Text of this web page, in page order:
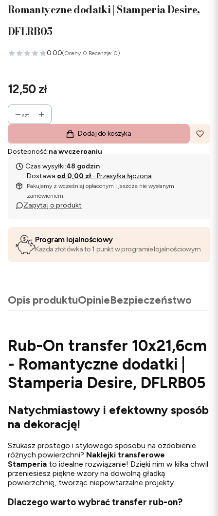
Romantyczne dodatki | Stamperia Desire,
DFLRB05
0.00(Oceny: 0 Recenzje: 0)
Cena
12,50 zł
szt.
Dodaj do koszyka
Dostępność:na wyczerpaniu
Czas wysyłki:48 godzin
Dostawa od 0,00 zł - Przesyłka łączona
Pakujemy z wcześniej opłaconym i jeszcze nie wysłanym
zamówieniem.
Zapytaj o produkt
Program lojalnościowy
Każda złotówka to 1 punkt w programie lojalnościowym
Opis produktuOpinieBezpieczeństwo
Rub-On transfer 10x21,6cm
- Romantyczne dodatki |
Stamperia Desire, DFLRB05
Natychmiastowy i efektowny sposób
na dekorację!
Szukasz prostego i stylowego sposobu na ozdobienie
różnych powierzchni? Naklejki transferowe
Stamperia to idealne rozwiązanie! Dzięki nim w kilka chwil
przeniesiesz piękne wzory na dowolną gładką
powierzchnię, tworząc niepowtarzalne projekty.
Dlaczego warto wybrać transfer rub-on?